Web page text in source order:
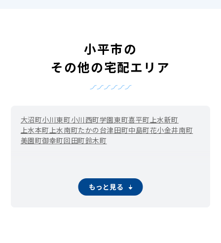
小平市の
その他の宅配エリア
大沼町小川東町小川西町学園東町喜平町 上水新町
上水本町 上水南町たかの台津田町中島町花小金井南町
美園町御幸町回田町鈴木町
もっと見る